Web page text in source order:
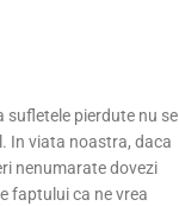
sufletele pierdute nu se
In viata noastra, daca
nenumarate dovezi
faptului ca ne vrea